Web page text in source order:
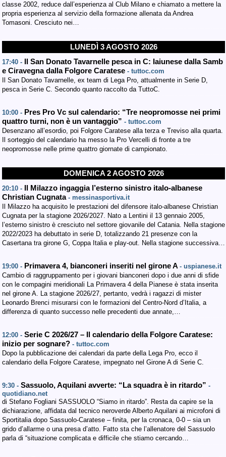
classe 2002, reduce dall’esperienza al Club Milano e chiamato a mettere la
propria esperienza al servizio della formazione allenata da Andrea
Tomasoni. Cresciuto nei…
LUNEDÌ 3 AGOSTO 2026
17:40 -
Il San Donato Tavarnelle pesca in C: Iaiunese dalla Samb
e Ciravegna dalla Folgore Caratese - tuttoc.com
Il San Donato Tavarnelle, ex team di Lega Pro, attualmente in Serie D,
pesca in Serie C. Secondo quanto raccolto da TuttoC.
10:00 - Pres Pro Vc sul calendario: “Tre neopromosse nei primi
quattro turni, non è un vantaggio” - tuttoc.com
Desenzano all’esordio, poi Folgore Caratese alla terza e Treviso alla quarta.
Il sorteggio del calendario ha messo la Pro Vercelli di fronte a tre
neopromosse nelle prime quattro giornate di campionato.
DOMENICA 2 AGOSTO 2026
20:10 -
Il Milazzo ingaggia l’esterno sinistro italo-albanese
Christian Cugnata - messinasportiva.it
Il Milazzo ha acquisito le prestazioni del difensore italo-albanese Christian
Cugnata per la stagione 2026/2027. Nato a Lentini il 13 gennaio 2005,
l’esterno sinistro è cresciuto nel settore giovanile del Catania. Nella stagione
2022/2023 ha debuttato in serie D, totalizzando 21 presenze con la
Casertana tra girone G, Coppa Italia e play-out. Nella stagione successiva…
19:00 - Primavera 4, bianconeri inseriti nel girone A - uspianese.it
Cambio di raggruppamento per i giovani bianconeri dopo i due anni di sfide
con le compagini meridionali La Primavera 4 della Pianese è stata inserita
nel girone A. La stagione 2026/27, pertanto, vedrà i ragazzi di mister
Leonardo Brenci misurarsi con le formazioni del Centro-Nord d’Italia, a
differenza di quanto successo nelle precedenti due annate,…
12:00 - Serie C 2026/27 – Il calendario della Folgore Caratese:
inizio per sognare? - tuttoc.com
Dopo la pubblicazione dei calendari da parte della Lega Pro, ecco il
calendario della Folgore Caratese, impegnato nel Girone A di Serie C.
9:30 - Sassuolo, Aquilani avverte: “La squadra è in ritardo” -
quotidiano.net
di Stefano Fogliani SASSUOLO “Siamo in ritardo”. Resta da capire se la
dichiarazione, affidata dal tecnico neroverde Alberto Aquilani ai microfoni di
Sportitalia dopo Sassuolo-Caratese – finita, per la cronaca, 0-0 – sia un
grido d’allarme o una presa d’atto. Fatto sta che l’allenatore del Sassuolo
parla di “situazione complicata e difficile che stiamo cercando…